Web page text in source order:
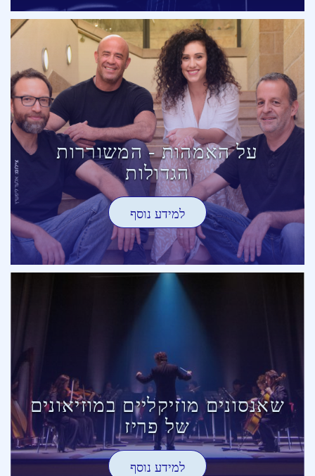
על האמהות - המשוררות
הגדולות
למידע נוסף
שאנסונים מוזיקליים במוזיאונים
של פריז
למידע נוסף